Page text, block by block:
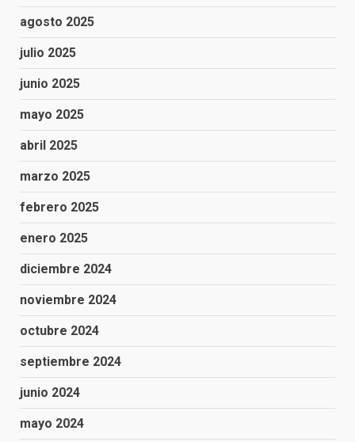
agosto 2025
julio 2025
junio 2025
mayo 2025
abril 2025
marzo 2025
febrero 2025
enero 2025
diciembre 2024
noviembre 2024
octubre 2024
septiembre 2024
junio 2024
mayo 2024